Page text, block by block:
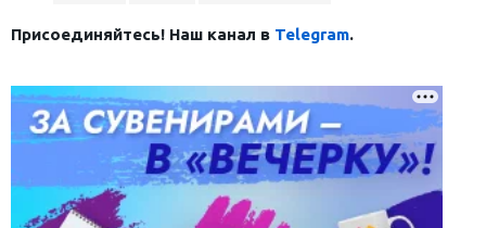
Присоединяйтесь! Наш канал в Telegram.